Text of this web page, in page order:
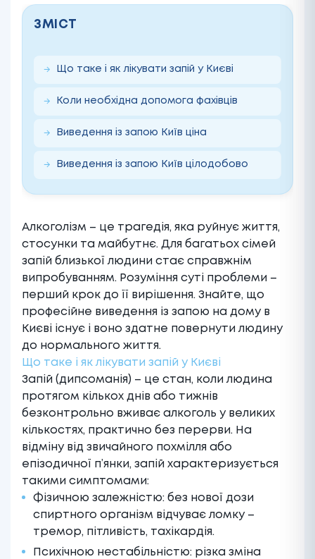
ЗМІСТ
Що таке і як лікувати запій у Києві
Коли необхідна допомога фахівців
Виведення із запою Київ ціна
Виведення із запою Київ цілодобово
Алкоголізм – це трагедія, яка руйнує життя,
стосунки та майбутнє. Для багатьох сімей
запій близької людини стає справжнім
випробуванням. Розуміння суті проблеми –
перший крок до її вирішення. Знайте, що
професійне виведення із запою на дому в
Києві існує і воно здатне повернути людину
до нормального життя.
Що таке і як лікувати запій у Києві
Запій (дипсоманія) – це стан, коли людина
протягом кількох днів або тижнів
безконтрольно вживає алкоголь у великих
кількостях, практично без перерви. На
відміну від звичайного похмілля або
епізодичної п’янки, запій характеризується
такими симптомами:
Фізичною залежністю: без нової дози
спиртного організм відчуває ломку –
тремор, пітливість, тахікардія.
Психічною нестабільністю: різка зміна